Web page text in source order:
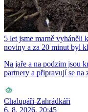
5 let jsme marně vyháněli
noviny a za 20 minut byl
Na jaře a na podzim jsou
partnery a připravují se na
Chalupáři-Zahrádkáři
6. 8. 2026, 20:45